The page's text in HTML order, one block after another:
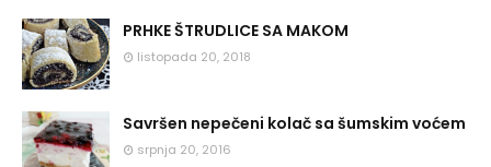
PRHKE ŠTRUDLICE SA MAKOM
listopada 20, 2018
Savršen nepečeni kolač sa šumskim voćem
srpnja 20, 2016